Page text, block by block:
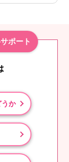
ポート
うか